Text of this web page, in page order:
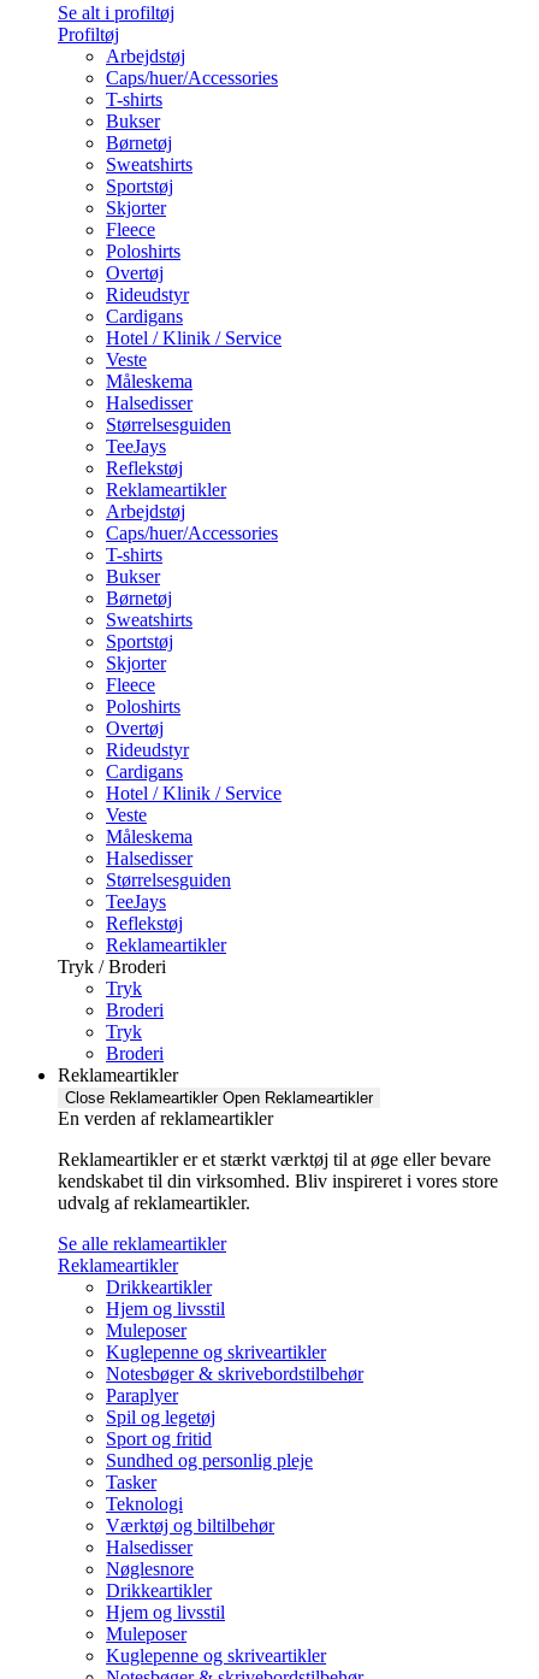
Se alt i profiltøj
Profiltøj
Arbejdstøj
Caps/huer/Accessories
T-shirts
Bukser
Børnetøj
Sweatshirts
Sportstøj
Skjorter
Fleece
Poloshirts
Overtøj
Rideudstyr
Cardigans
Hotel / Klinik / Service
Veste
Måleskema
Halsedisser
Størrelsesguiden
TeeJays
Reflekstøj
Reklameartikler
Arbejdstøj
Caps/huer/Accessories
T-shirts
Bukser
Børnetøj
Sweatshirts
Sportstøj
Skjorter
Fleece
Poloshirts
Overtøj
Rideudstyr
Cardigans
Hotel / Klinik / Service
Veste
Måleskema
Halsedisser
Størrelsesguiden
TeeJays
Reflekstøj
Reklameartikler
Tryk / Broderi
Tryk
Broderi
Tryk
Broderi
Reklameartikler
Close Reklameartikler Open Reklameartikler
En verden af reklameartikler ​
Reklameartikler er et stærkt værktøj til at øge eller bevare
kendskabet til din virksomhed. Bliv inspireret i vores store
udvalg af reklameartikler.
Se alle reklameartikler
Reklameartikler
Drikkeartikler
Hjem og livsstil
Muleposer
Kuglepenne og skriveartikler
Notesbøger & skrivebordstilbehør
Paraplyer
Spil og legetøj
Sport og fritid
Sundhed og personlig pleje
Tasker
Teknologi
Værktøj og biltilbehør
Halsedisser
Nøglesnore
Drikkeartikler
Hjem og livsstil
Muleposer
Kuglepenne og skriveartikler